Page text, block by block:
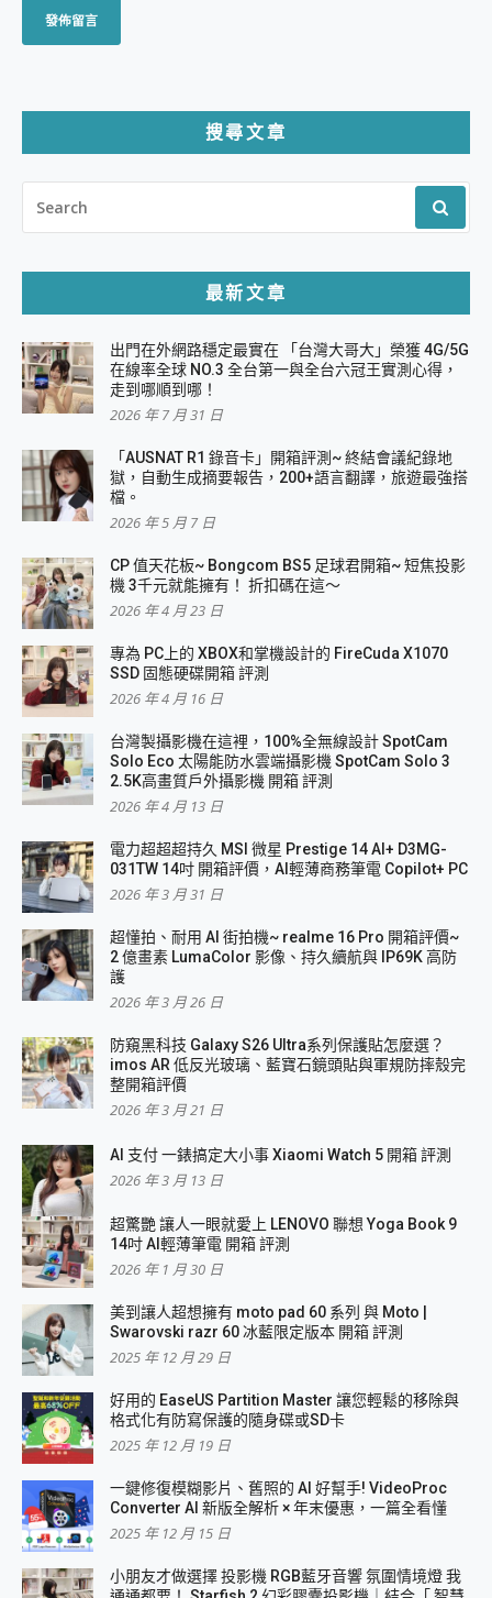
搜尋文章
FOR:
最新文章
出門在外網路穩定最實在 「台灣大哥大」榮獲 4G/5G
在線率全球 NO.3 全台第一與全台六冠王實測心得，
走到哪順到哪！
2026 年 7 月 31 日
「AUSNAT R1 錄音卡」開箱評測~ 終結會議紀錄地
獄，自動生成摘要報告，200+語言翻譯，旅遊最強搭
檔。
2026 年 5 月 7 日
CP 值天花板~ Bongcom BS5 足球君開箱~ 短焦投影
機 3千元就能擁有！ 折扣碼在這～
2026 年 4 月 23 日
專為 PC上的 XBOX和掌機設計的 FireCuda X1070
SSD 固態硬碟開箱 評測
2026 年 4 月 16 日
台灣製攝影機在這裡，100%全無線設計 SpotCam
Solo Eco 太陽能防水雲端攝影機 SpotCam Solo 3
2.5K高畫質戶外攝影機 開箱 評測
2026 年 4 月 13 日
電力超超超持久 MSI 微星 Prestige 14 AI+ D3MG-
031TW 14吋 開箱評價，AI輕薄商務筆電 Copilot+ PC
2026 年 3 月 31 日
超懂拍、耐用 AI 街拍機~ realme 16 Pro 開箱評價~
2 億畫素 LumaColor 影像、持久續航與 IP69K 高防
護
2026 年 3 月 26 日
防窺黑科技 Galaxy S26 Ultra系列保護貼怎麼選？
imos AR 低反光玻璃、藍寶石鏡頭貼與軍規防摔殼完
整開箱評價
2026 年 3 月 21 日
AI 支付 一錶搞定大小事 Xiaomi Watch 5 開箱 評測
2026 年 3 月 13 日
超驚艷 讓人一眼就愛上 LENOVO 聯想 Yoga Book 9
14吋 AI輕薄筆電 開箱 評測
2026 年 1 月 30 日
美到讓人超想擁有 moto pad 60 系列 與 Moto |
Swarovski razr 60 冰藍限定版本 開箱 評測
2025 年 12 月 29 日
好用的 EaseUS Partition Master 讓您輕鬆的移除與
格式化有防寫保護的隨身碟或SD卡
2025 年 12 月 19 日
一鍵修復模糊影片、舊照的 AI 好幫手! VideoProc
Converter AI 新版全解析 × 年末優惠，一篇全看懂
2025 年 12 月 15 日
小朋友才做選擇 投影機 RGB藍牙音響 氛圍情境燈 我